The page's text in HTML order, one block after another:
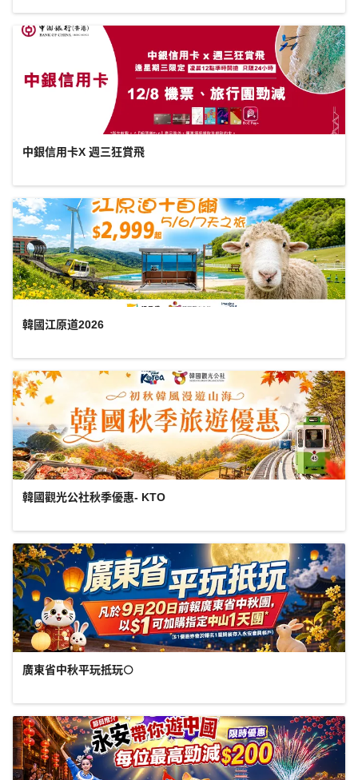
中銀信用卡X 週三狂賞飛
韓國江原道2026
韓國觀光公社秋季優惠- KTO
廣東省中秋平玩抵玩🌕